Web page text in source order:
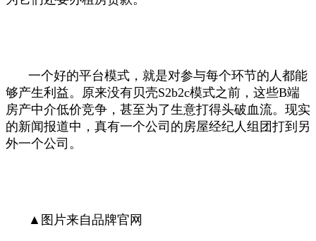
一个好的平台模式，就是对参与每个环节的人都能
够产生利益。原来没有贝壳S2b2c模式之前，这些B端
房产中介低价竞争，甚至为了生意打得头破血流。现实
的新闻报道中，真有一个公司的房屋经纪人组团打到另
外一个公司。
▲图片来自品牌官网